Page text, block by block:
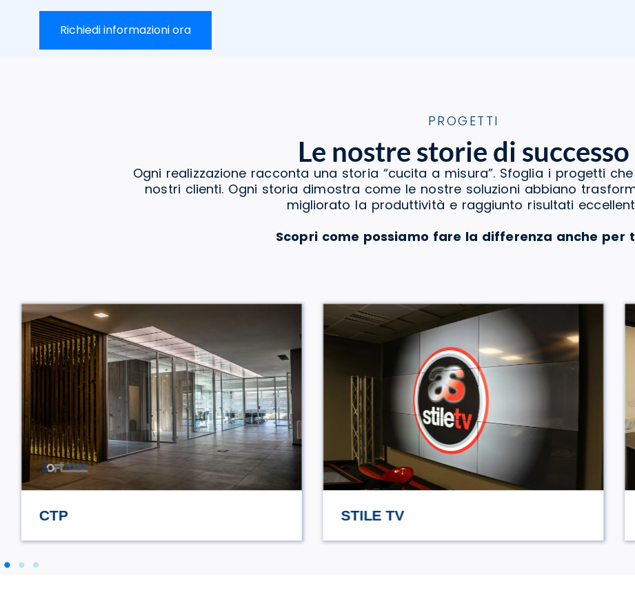
Richiedi informazioni ora
PROGETTI
Le nostre storie di successo
Ogni realizzazione racconta una storia “cucita a misura”. Sfoglia i progetti
nostri clienti. Ogni storia dimostra come le nostre soluzioni abbiano
migliorato la produttività e raggiunto risultati
Scopri come possiamo fare la differenza anche per
STILE TV HASAMAMI ECO TRULLO